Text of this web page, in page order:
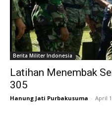
Berita Militer Indonesia
Latihan Menembak
305
Hanung Jati Purbakusuma - April